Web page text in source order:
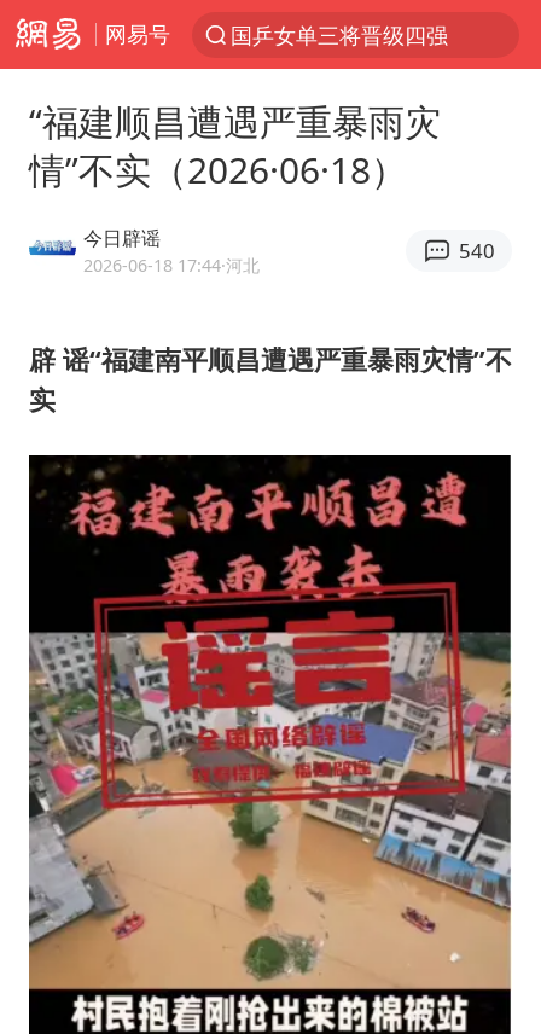
网易号
国乒女单三将晋级四强
白海豚将正面袭击贯穿浙江
杭州全市有序停课
夏日经济乘“热”而上 消费市场向“新”而行
全民健身事业高质量发展
几元成本的AI广告导致千万市值蒸发
台当局重金为“台独”织“皇帝新衣”
郑丽文：台湾从来没有“独立”过
商场现钱学森巨幅海报 负责人回应
乐享全民健身 共筑健康中国
“福建顺昌遭遇严重暴雨灾
情”不实（2026·06·18）
今日辟谣
2026-06-18 17:44·河北
540
辟 谣“福建南平顺昌遭遇严重暴雨灾情”不
实